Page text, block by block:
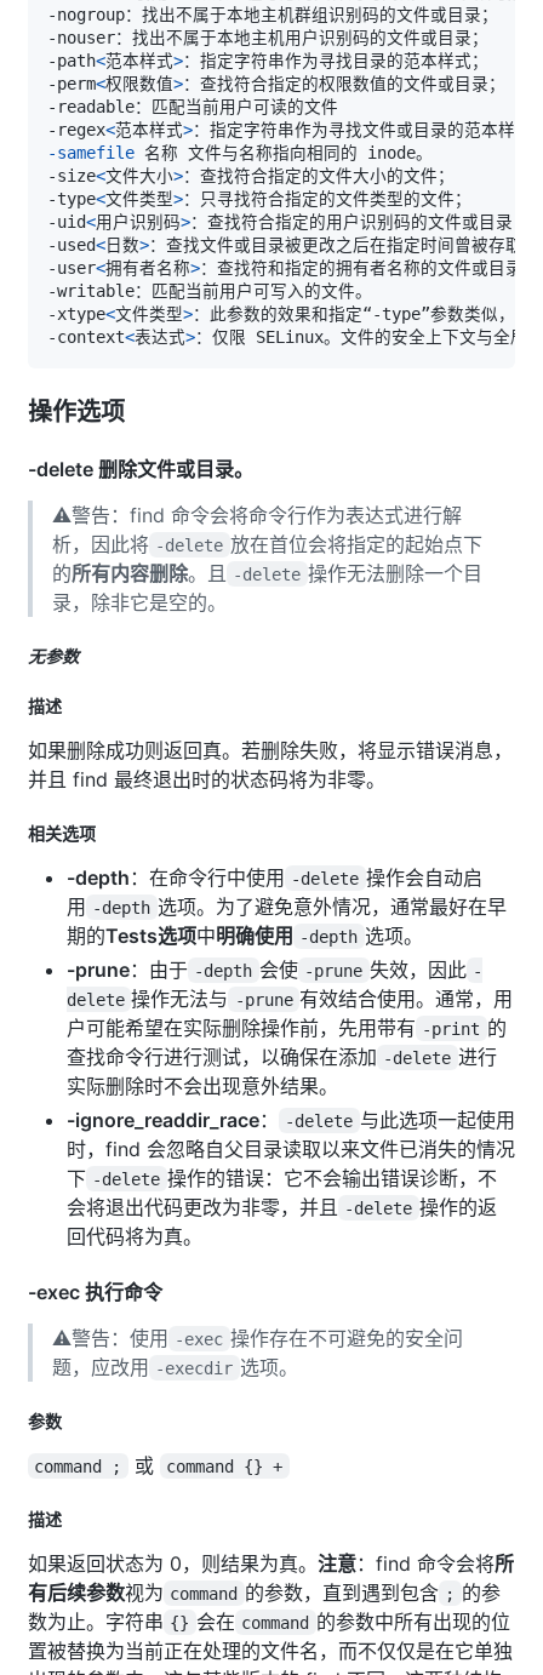
-path<范本样式>
-perm<权限数值>
-regex<范本样式>
-samefile
-size<文件大小>
-type<文件类型>
-uid<用户识别码>
-used<日数>
-user<拥有者名称>
-xtype<文件类型>
-context<表达式>
操作选项
-delete 删除文件或目录。
⚠️警告：find 命令会将命令行作为表达式进行解
析，因此将 -delete 放在首位会将指定的起始点下
的所有内容删除。且 -delete 操作无法删除一个目
录，除非它是空的。
无参数
描述
如果删除成功则返回真。若删除失败，将显示错误消息，
并且 find 最终退出时的状态码将为非零。
相关选项
-depth ：在命令行中使用 -delete 操作会自动启
用 -depth 选项。为了避免意外情况，通常最好在早
期的Tests选项中明确使用 -depth 选项。
-prune：由于 -depth 会使 -prune 失效，因此 -
delete 操作无法与 -prune 有效结合使用。通常，用
户可能希望在实际删除操作前，先用带有 -print 的
查找命令行进行测试，以确保在添加 -delete 进行
实际删除时不会出现意外结果。
-ignore_readdir_race： -delete 与此选项一起使用
时，find 会忽略自父目录读取以来文件已消失的情况
下 -delete 操作的错误：它不会输出错误诊断，不
会将退出代码更改为非零，并且
-delete 操作的返
回代码将为真。
-exec 执行命令
⚠️警告：使用 -exec 操作存在不可避免的安全问
题，应改用 -execdir 选项。
参数
command ; 或 command {} +
描述
如果返回状态为 0，则结果为真。 注意：find 命令会将所
有后续参数视为 command 的参数，直到遇到包含 ; 的参
数为止。字符串 {} 会在 command 的参数中所有出现的位
置被替换为当前正在处理的文件名，而不仅仅是在它单独